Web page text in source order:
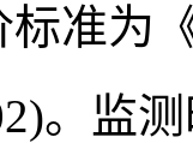
标准为
。监